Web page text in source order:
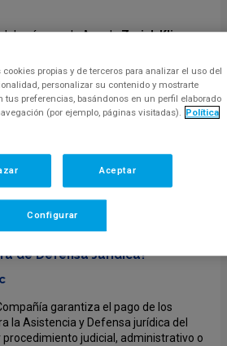
usar la App deZurich Klinc
cualquier trámite o gestión que
de coche.
de Defensa Jurídica?
garantiza el pago de los
la Asistencia y Defensa jurídica del
judicial, administrativo o
propias y de terceros para analizar el uso del
personalizar su contenido y mostrarte
tus preferencias, basándonos en un perfil elaborado
(por ejemplo, páginas visitadas). Política
Aceptar
Configurar